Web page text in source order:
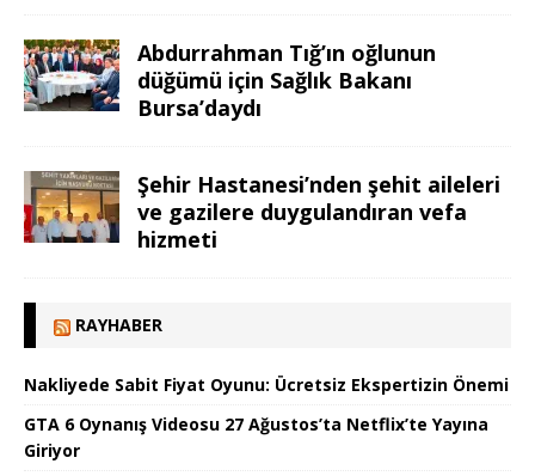
Abdurrahman Tığ’ın oğlunun
düğümü için Sağlık Bakanı
Bursa’daydı
Şehir Hastanesi’nden şehit aileleri
ve gazilere duygulandıran vefa
hizmeti
RAYHABER
Nakliyede Sabit Fiyat Oyunu: Ücretsiz Ekspertizin Önemi
GTA 6 Oynanış Videosu 27 Ağustos’ta Netflix’te Yayına
Giriyor